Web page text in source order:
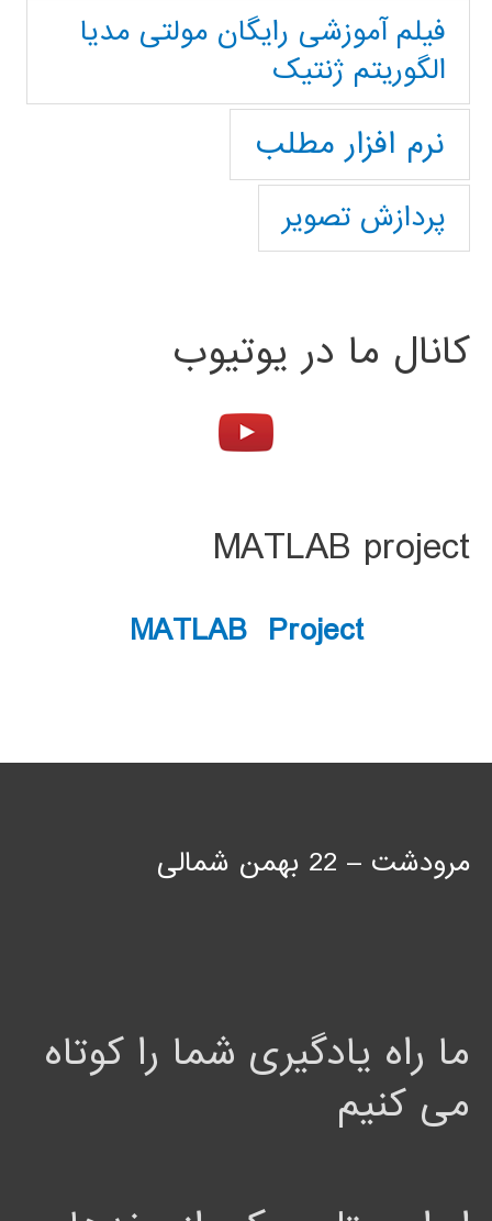
فیلم آموزشی رایگان مولتی مدیا
الگوریتم ژنتیک
نرم افزار مطلب
پردازش تصویر
کانال ما در یوتیوب
MATLAB project
MATLAB Project
مرودشت – 22 بهمن شمالی
ما راه یادگیری شما را کوتاه
می کنیم